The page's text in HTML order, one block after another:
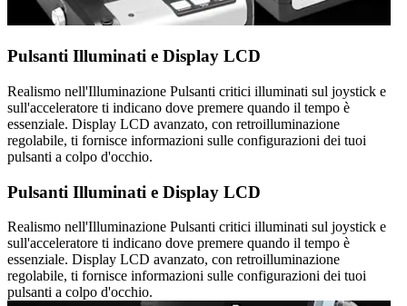
Pulsanti Illuminati e Display LCD
Realismo nell'Illuminazione Pulsanti critici illuminati sul joystick e
sull'acceleratore ti indicano dove premere quando il tempo è
essenziale. Display LCD avanzato, con retroilluminazione
regolabile, ti fornisce informazioni sulle configurazioni dei tuoi
pulsanti a colpo d'occhio.
Pulsanti Illuminati e Display LCD
Realismo nell'Illuminazione Pulsanti critici illuminati sul joystick e
sull'acceleratore ti indicano dove premere quando il tempo è
essenziale. Display LCD avanzato, con retroilluminazione
regolabile, ti fornisce informazioni sulle configurazioni dei tuoi
pulsanti a colpo d'occhio.